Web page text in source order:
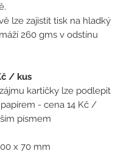
lze zajistit tisk na hladký
260 gms v odstínu
/ kus
kartičky lze podlepit
- cena 14 Kč /
písmem
x 70 mm